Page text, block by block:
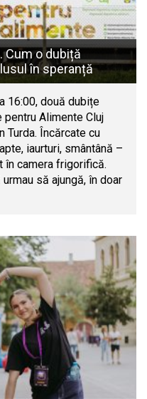
Cum o dubiță
în speranță
16:00, două dubițe
Alimente Cluj
Turda. Încărcate cu
iaurturi, smântână –
în camera frigorifică.
să ajungă, în doar